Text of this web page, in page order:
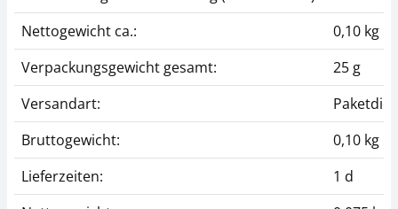
Nettogewicht ca.:
0,10 kg
Verpackungsgewicht gesamt:
25 g
Versandart:
Bruttogewicht:
0,10 kg
Lieferzeiten:
1 d